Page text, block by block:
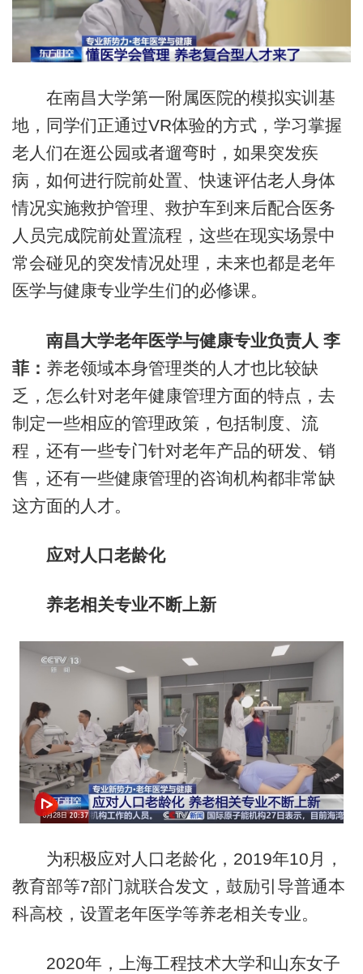
在南昌大学第一附属医院的模拟实训基
地，同学们正通过VR体验的方式，学习掌握
老人们在逛公园或者遛弯时，如果突发疾
病，如何进行院前处置、快速评估老人身体
情况实施救护管理、救护车到来后配合医务
人员完成院前处置流程，这些在现实场景中
常会碰见的突发情况处理，未来也都是老年
医学与健康专业学生们的必修课。
南昌大学老年医学与健康专业负责人 李
菲： 养老领域本身管理类的人才也比较缺
乏，怎么针对老年健康管理方面的特点，去
制定一些相应的管理政策，包括制度、流
程，还有一些专门针对老年产品的研发、销
售，还有一些健康管理的咨询机构都非常缺
这方面的人才。
应对人口老龄化
养老相关专业不断上新
为积极应对人口老龄化，2019年10月，
教育部等7部门就联合发文，鼓励引导普通本
科高校，设置老年医学等养老相关专业。
2020年，上海工程技术大学和山东女子